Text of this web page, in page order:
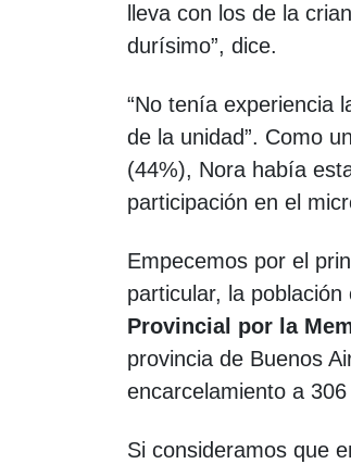
lleva con los de la
durísimo”, dice.
“No tenía experiencia
de la unidad”. Como
(44%), Nora había
participación en el
Empecemos por el
particular, la
Provincial por la
provincia de Buenos
encarcelamiento a
Si consideramos que